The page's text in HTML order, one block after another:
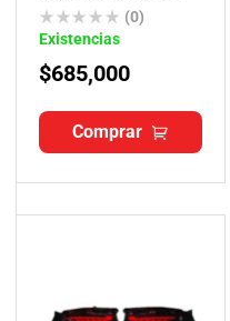
2017-2021 (0)
Existencias
$685,000
Comprar